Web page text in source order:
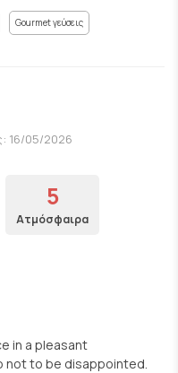
Gourmet γεύσεις
16/05/2026
5
Ατμόσφαιρα
in a pleasant
not to be disappointed.